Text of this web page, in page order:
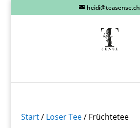
heidi@teasense.ch
Start/ Loser Tee/ Früchtetee